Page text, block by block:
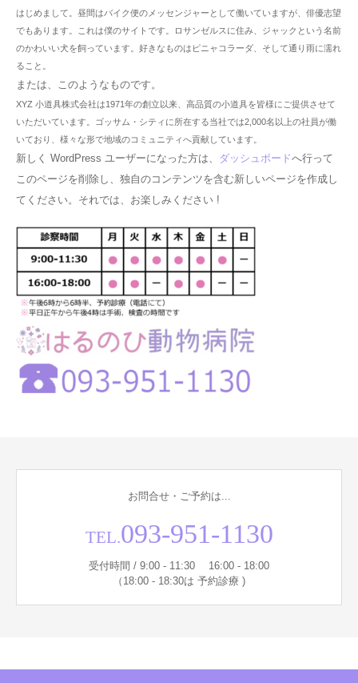
はじめまして。昼間はバイク便のメッセンジャーとして働いていますが、俳優志望
でもあります。これは僕のサイトです。ロサンゼルスに住み、ジャックという名前
のかわいい犬を飼っています。好きなものはピニャコラーダ、そして通り雨に濡れ
ること。
または、このようなものです。
XYZ 小道具株式会社は1971年の創立以来、高品質の小道具を皆様にご提供させて
いただいています。ゴッサム・シティに所在する当社では2,000名以上の社員が働
いており、様々な形で地域のコミュニティへ貢献しています。
新しく WordPress ユーザーになった方は、 ダッシュボードへ行って
このページを削除し、独自のコンテンツを含む新しいページを作成し
てください。それでは、お楽しみください !
お問合せ・ご予約は...
TEL.093-951-1130
受付時間 / 9:00 - 11:30 16:00 - 18:00
（18:00 - 18:30は 予約診療 )